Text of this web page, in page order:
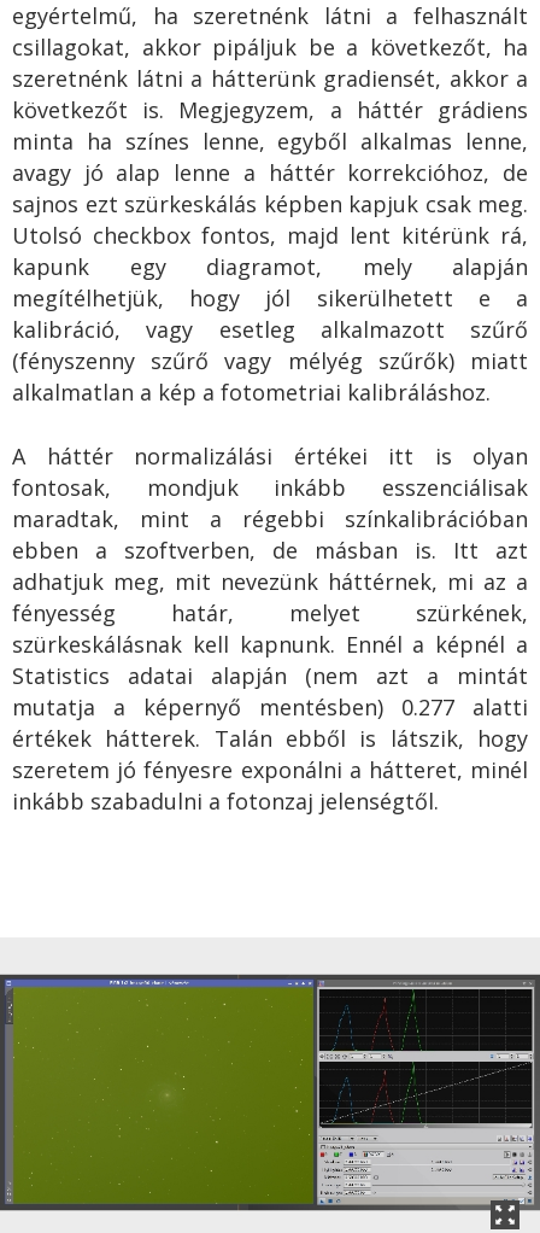
egyértelmű, ha szeretnénk látni a felhasznált
csillagokat, akkor pipáljuk be a következőt, ha
szeretnénk látni a hátterünk gradiensét, akkor a
következőt is. Megjegyzem, a háttér grádiens
minta ha színes lenne, egyből alkalmas lenne,
avagy jó alap lenne a háttér korrekcióhoz, de
sajnos ezt szürkeskálás képben kapjuk csak meg.
Utolsó checkbox fontos, majd lent kitérünk rá,
kapunk egy diagramot, mely alapján
megítélhetjük, hogy jól sikerülhetett e a
kalibráció, vagy esetleg alkalmazott szűrő
(fényszenny szűrő vagy mélyég szűrők) miatt
alkalmatlan a kép a fotometriai kalibráláshoz.
A háttér normalizálási értékei itt is olyan
fontosak, mondjuk inkább esszenciálisak
maradtak, mint a régebbi színkalibrációban
ebben a szoftverben, de másban is. Itt azt
adhatjuk meg, mit nevezünk háttérnek, mi az a
fényesség határ, melyet szürkének,
szürkeskálásnak kell kapnunk. Ennél a képnél a
Statistics adatai alapján (nem azt a mintát
mutatja a képernyő mentésben) 0.277 alatti
értékek hátterek. Talán ebből is látszik, hogy
szeretem jó fényesre exponálni a hátteret, minél
inkább szabadulni a fotonzaj jelenségtől.